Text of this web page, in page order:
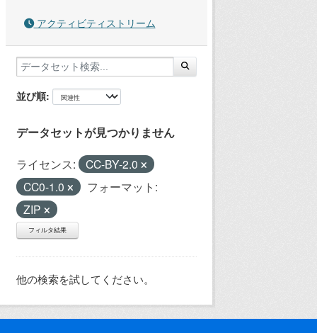
アクティビティストリーム
並び順
データセットが見つかりません
ライセンス:
CC-BY-2.0
CC0-1.0
フォーマット:
ZIP
フィルタ結果
他の検索を試してください。